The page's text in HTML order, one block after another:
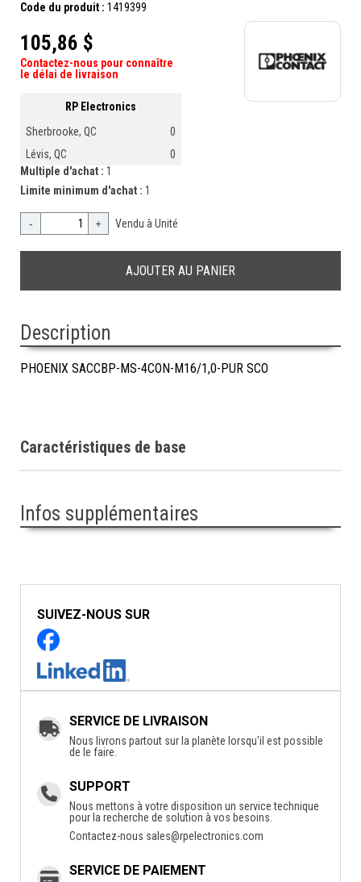
Code du produit : 1419399
105,86 $
Contactez-nous pour connaître
le délai de livraison
RP Electronics
Sherbrooke, QC
0
Lévis, QC
0
Multiple d'achat : 1
Limite minimum d'achat : 1
- + Vendu à Unité
Description
PHOENIX SACCBP-MS-4CON-M16/1,0-PUR SCO
Caractéristiques de base
Infos supplémentaires
SUIVEZ-NOUS SUR
SERVICE DE LIVRAISON
Nous livrons partout sur la planète lorsqu'il est possible
de le faire.
SUPPORT
Nous mettons à votre disposition un service technique
pour la recherche de solution à vos besoins.
Contactez-nous sales@rpelectronics.com
SERVICE DE PAIEMENT